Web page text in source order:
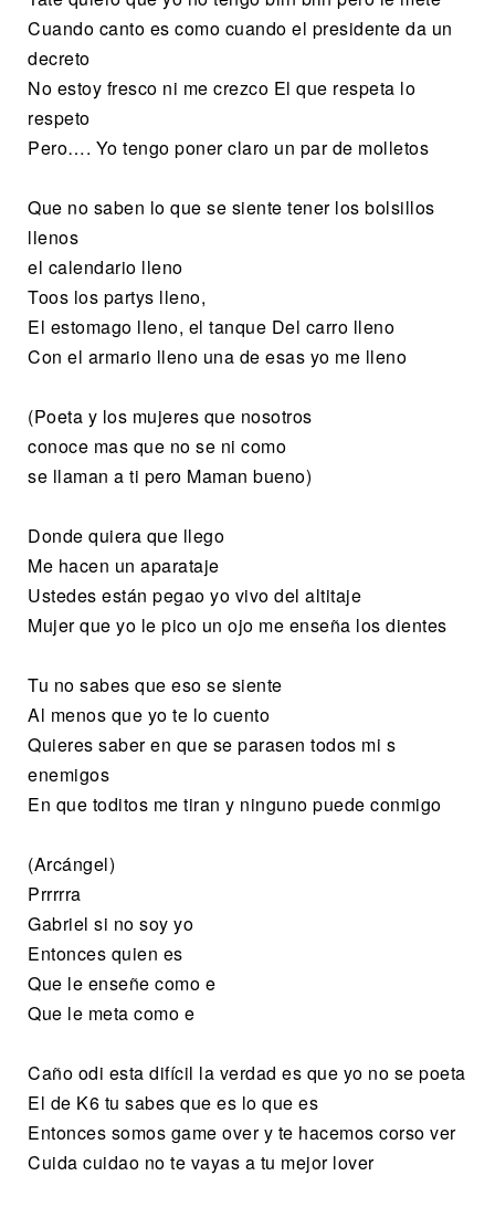
Cuando canto es como cuando el presidente da un
decreto
No estoy fresco ni me crezco El que respeta lo
respeto
Pero…. Yo tengo poner claro un par de molletos
Que no saben lo que se siente tener los bolsillos
llenos
el calendario lleno
Toos los partys lleno,
El estomago lleno, el tanque Del carro lleno
Con el armario lleno una de esas yo me lleno
(Poeta y los mujeres que nosotros
conoce mas que no se ni como
se llaman a ti pero Maman bueno)
Donde quiera que llego
Me hacen un aparataje
Ustedes están pegao yo vivo del altitaje
Mujer que yo le pico un ojo me enseña los dientes
Tu no sabes que eso se siente
Al menos que yo te lo cuento
Quieres saber en que se parasen todos mi s
enemigos
En que toditos me tiran y ninguno puede conmigo
(Arcángel)
Prrrrra
Gabriel si no soy yo
Entonces quien es
Que le enseñe como e
Que le meta como e
Caño odi esta difícil la verdad es que yo no se poeta
El de K6 tu sabes que es lo que es
Entonces somos game over y te hacemos corso ver
Cuida cuidao no te vayas a tu mejor lover